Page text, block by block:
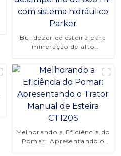
Bulldozer de esteira para
mineração de alto
Parker
Melhorando a Eficiência do
Pomar: Apresentando o